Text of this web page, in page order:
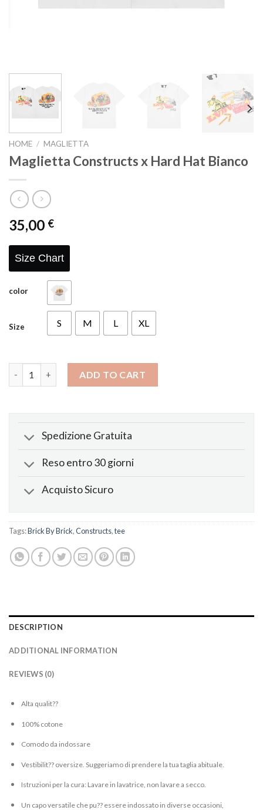
HOME / MAGLIETTA
Maglietta Constructs x Hard Hat Bianco
35,00 €
Size Chart
color
Size S M L XL
ADD TO CART
Spedizione Gratuita
Reso entro 30 giorni
Acquisto Sicuro
Tags:Brick By Brick,Constructs,tee
DESCRIPTION
ADDITIONAL INFORMATION
REVIEWS (0)
Alta qualit??
100% cotone
Comodo da indossare
Vestibilit?? oversize. Suggeriamo di prendere la tua taglia abituale.
Istruzioni per la cura: Lavare in lavatrice, non lavare a secco.
Un capo versatile che pu?? essere indossato in diverse occasioni,